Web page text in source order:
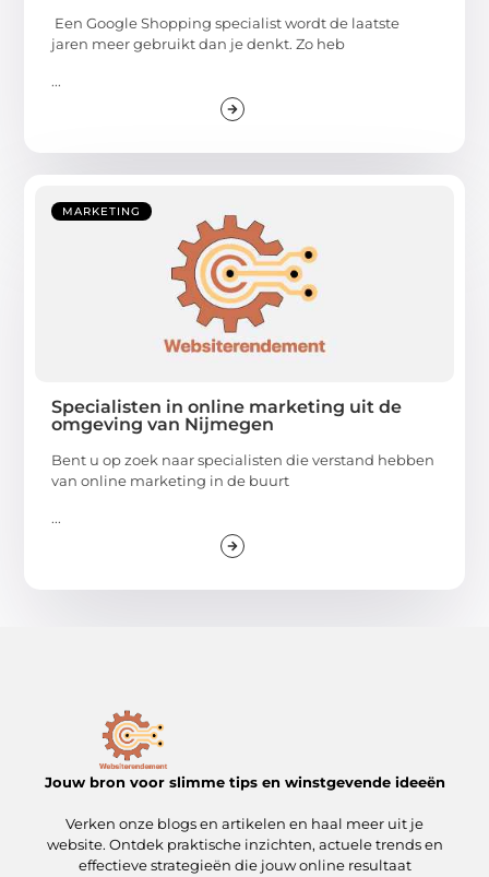
Een Google Shopping specialist wordt de laatste
jaren meer gebruikt dan je denkt. Zo heb
...
MARKETING
Specialisten in online marketing uit de
omgeving van Nijmegen
Bent u op zoek naar specialisten die verstand hebben
van online marketing in de buurt
...
Jouw bron voor slimme tips en winstgevende ideeën
Verken onze blogs en artikelen en haal meer uit je
website. Ontdek praktische inzichten, actuele trends en
effectieve strategieën die jouw online resultaat